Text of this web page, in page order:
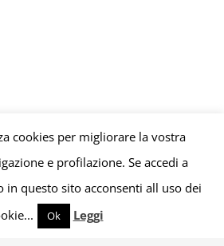
2026 | Consultorio Finanziario P.iva
Facebook
cookies per migliorare la vostra
e profilazione. Se accedi a
in questo sito acconsenti all uso dei
Ok Leggi